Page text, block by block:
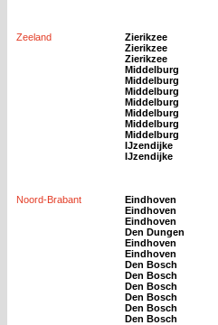
Zeeland Zierikzee
Zierikzee
Zierikzee
Middelburg
Middelburg
Middelburg
Middelburg
Middelburg
Middelburg
Middelburg
IJzendijke
IJzendijke
Noord-Brabant Eindhoven
Eindhoven
Eindhoven
Den Dungen
Eindhoven
Eindhoven
Den Bosch
Den Bosch
Den Bosch
Den Bosch
Den Bosch
Den Bosch